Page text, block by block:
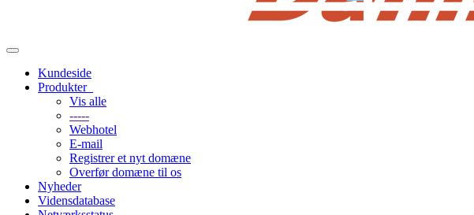
Toggle
navigationKundeside
Produkter
Vis alle
-----
Webhotel
E-mail
Registrer et nyt domæne
Overfør domæne til os
Nyheder
Vidensdatabase